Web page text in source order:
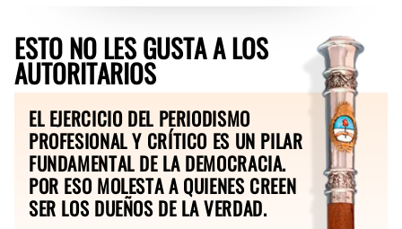
ESTO NO LES GUSTA A LOS
AUTORITARIOS
EL EJERCICIO DEL PERIODISMO
PROFESIONAL Y CRÍTICO ES UN PILAR
FUNDAMENTAL DE LA DEMOCRACIA.
POR ESO MOLESTA A QUIENES CREEN
SER LOS DUEÑOS DE LA VERDAD.